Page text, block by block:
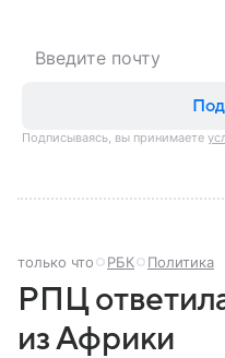
Подписываясь, вы принимаете
только что РБК Политика
РПЦ
из Африки